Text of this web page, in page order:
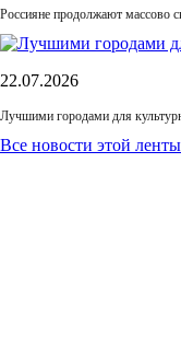
Россияне продолжают массово
22.07.2026
Лучшими городами для
Все новости этой ленты